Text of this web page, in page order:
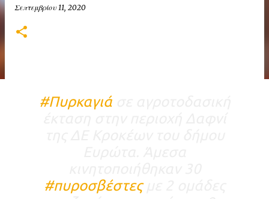
Σεπτεμβρίου 11, 2020
#Πυρκαγιάσε αγροτοδασική
#πυροσβέστεςμε 2 ομάδες